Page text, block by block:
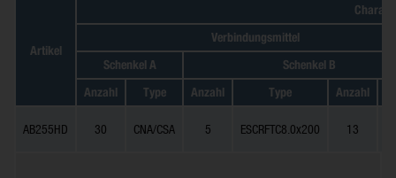
Artikel
Verbindungsmittel
Schenkel A
Schenkel B
Anzahl
Type Anzahl Type Anzahl
AB255HD 30 CNA/CSA 5 ESCRFTC8.0x200 13